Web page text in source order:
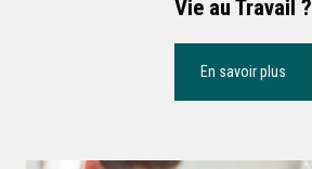
Vie au Travail ?
En savoir plus